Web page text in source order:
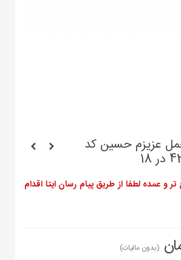
عزیزم حسین کد
عمده لطفا از طریق پیام رسان ایتا اقدام
(بدون مالیات)